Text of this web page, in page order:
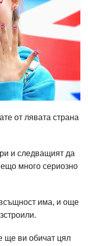
от лявата страна
и следващият да
много сериозно
има, и още
ще ви обичат цял